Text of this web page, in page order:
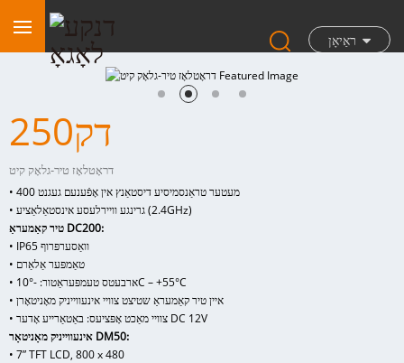
ראַיאָן
דק250
דראָטלאָז טיר-גלאָק קיט
• 400 מעטער טראַנסמיסיע דיסטאַנץ אין אָפֿענעם געגנט
• גרינגע וויירלעסע אינסטאַלאַציע (2.4GHz)
טיר קאַמעראַ DC200:
• IP65 וואַסערפּרוף
• טאַמפּער אַלאַרם
• ארבעטס טעמפּעראַטור: -10°C – +55°C
• איין טיר קאַמעראַ שטיצט צוויי אינעווייניק מאָניטאָרן
• צוויי מאַכט אָפּציעס: באַטאַרייע אָדער DC 12V
אינעווייניק מאָניטאָר DM50:
• 7” TFT LCD, 800 x 480